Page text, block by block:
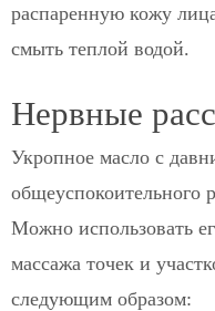
распаренную кожу
смыть теплой водой.
Нервные
Укропное масло с
общеуспокоительного
Можно использовать
массажа точек и
следующим образом: